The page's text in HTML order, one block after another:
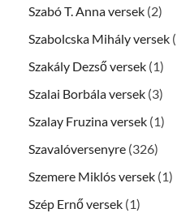
Szabó T. Anna versek (2)
Szabolcska Mihály versek
Szakály Dezső versek (1)
Szalai Borbála versek (3)
Szalay Fruzina versek (1)
Szavalóversenyre (326)
Szemere Miklós versek (1)
Szép Ernő versek (1)